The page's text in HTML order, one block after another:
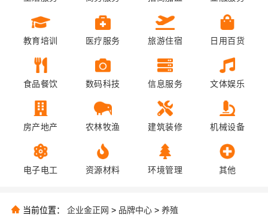
教育培训 医疗服务 旅游住宿 日用百货
食品餐饮 数码科技 信息服务 文体娱乐
房产地产 农林牧渔 建筑装修 机械设备
电子电工 资源材料 环境管理 其他
当前位置： 企业金正网 > 品牌中心 > 养殖